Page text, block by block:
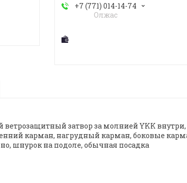
+7 (771) 014-14-74
Олжас
затвор за молнией YKK
карман, нагрудный карман, боковые
шнурок на подоле, обычная посадка